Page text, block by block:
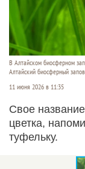
В Алтайском биосферном
Алтайский биосферный
11 июня 2026 в 11:35
Свое
цветка,
туфельку.